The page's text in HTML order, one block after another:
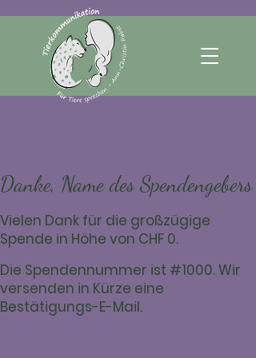
Danke, Name des Spendengebers
Vielen Dank für die großzügige
Spende in Höhe von CHF 0.
Die Spendennummer ist #1000. Wir
versenden in Kürze eine
Bestätigungs-E-Mail.